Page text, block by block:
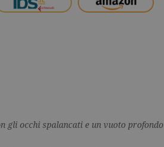
gli occhi spalancati e un vuoto profondo